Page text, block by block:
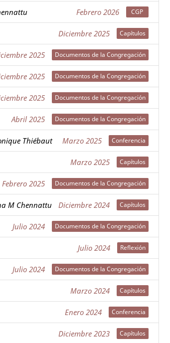
Febrero 2026
Diciembre 2025
2025
2025
2025
Abril 2025
Thiébaut Marzo 2025
Marzo 2025
Febrero 2025
M Chennattu Diciembre 2024
Julio 2024
Julio 2024
Julio 2024
Marzo 2024
Enero 2024
Diciembre 2023